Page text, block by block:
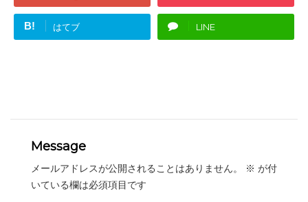
B! はてブ LINE
Message
メールアドレスが公開されることはありません。 ※ が付
いている欄は必須項目です